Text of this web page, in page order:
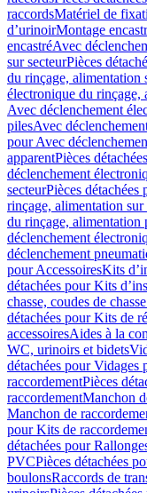
raccordsMatériel de
dʼurinoirMontage
encastréAvec
sur secteurPièces
du rinçage, alimentation
électronique du rinçage,
Avec déclenchement
pilesAvec
pour Avec
apparentPièces
déclenchement
secteurPièces
rinçage, alimentation sur
du rinçage, alimentation
déclenchement
déclenchement
pour AccessoiresKits
détachées pour Kits
chasse, coudes de
détachées pour Kits de
accessoiresAides à la
WC, urinoirs et bidets
détachées pour Vidages
raccordementPièces
raccordementManchon
Manchon de
pour Kits de
détachées pour
PVCPièces détachées
boulonsRaccords de